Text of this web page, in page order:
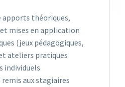
théoriques,
mises en application​
(jeux pédagogiques,
ateliers pratiques
individuels
aux stagiaires​